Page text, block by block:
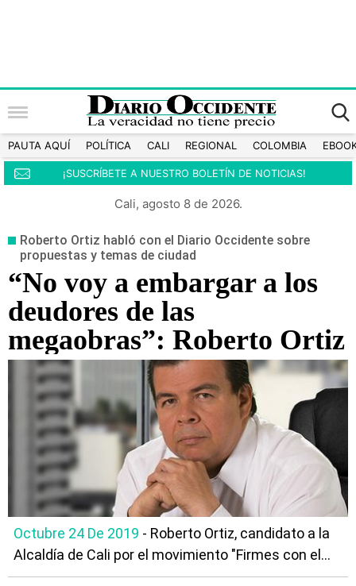
PAUTA AQUÍ POLÍTICA CALI REGIONAL COLOMBIA
¡SUSCRÍBETE A NUESTRO BOLETÍN DE NOTICIAS!
Cali, agosto 8 de 2026.
Roberto Ortiz habló con el Diario Occidente sobre
propuestas y temas de ciudad
“No voy a embargar a los
deudores de las
megaobras”: Roberto Ortiz
Octubre 24 De 2019 - Roberto Ortiz, candidato a la
Alcaldía de Cali por el movimiento "Firmes con el...